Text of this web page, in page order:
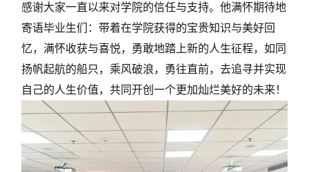
感谢大家一直以来对学院的信任与支持。他满怀期待地
寄语毕业生们：带着在学院获得的宝贵知识与美好回
忆，满怀收获与喜悦，勇敢地踏上新的人生征程，如同
扬帆起航的船只，乘风破浪，勇往直前，去追寻并实现
自己的人生价值，共同开创一个更加灿烂美好的未来！